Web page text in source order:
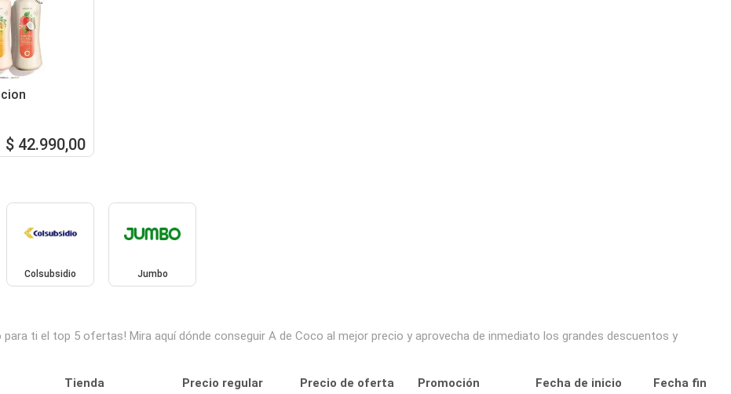
$ 42.990,00
Colsubsidio Jumbo
ti el top 5 ofertas! Mira aquí dónde conseguir A de Coco al mejor precio y aprovecha de inmediato los grandes descuentos y
Tienda Precio regular Precio de oferta Promoción Fecha de inicio Fecha final